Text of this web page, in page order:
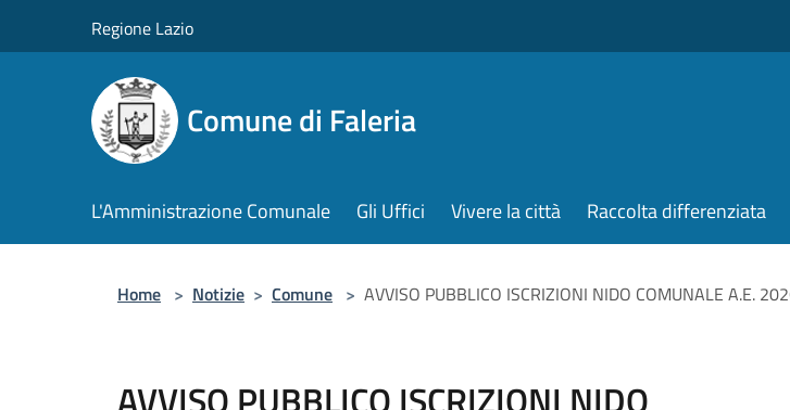
Regione Lazio
Comune di Faleria
L'Amministrazione Comunale Gli Uffici Vivere la città Raccolta differenziata
Home > Notizie > Comune > AVVISO PUBBLICO ISCRIZIONI NIDO COMUNALE A.E.